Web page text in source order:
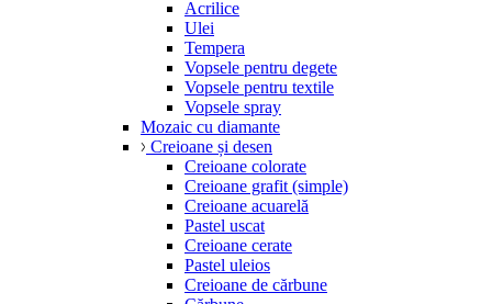
Acrilice
Ulei
Tempera
Vopsele pentru degete
Vopsele pentru textile
Vopsele spray
Mozaic cu diamante
Creioane și desen
Creioane colorate
Creioane grafit (simple)
Creioane acuarelă
Pastel uscat
Creioane cerate
Pastel uleios
Creioane de cărbune